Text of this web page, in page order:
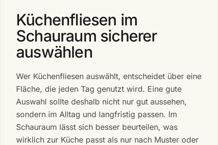
Küchenfliesen im
Schauraum sicherer
auswählen
Wer Küchenfliesen auswählt, entscheidet über eine
Fläche, die jeden Tag genutzt wird. Eine gute
Auswahl sollte deshalb nicht nur gut aussehen,
sondern im Alltag und langfristig passen. Im
Schauraum lässt sich besser beurteilen, was
wirklich zur Küche passt als nur nach Muster oder